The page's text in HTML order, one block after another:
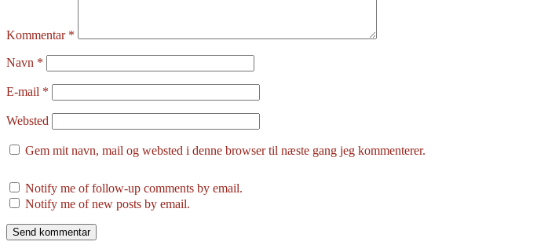
Kommentar *
Navn *
E-mail *
Websted
Gem mit navn, mail og websted i denne browser til næste gang jeg kommenterer.
Notify me of follow-up comments by email.
Notify me of new posts by email.